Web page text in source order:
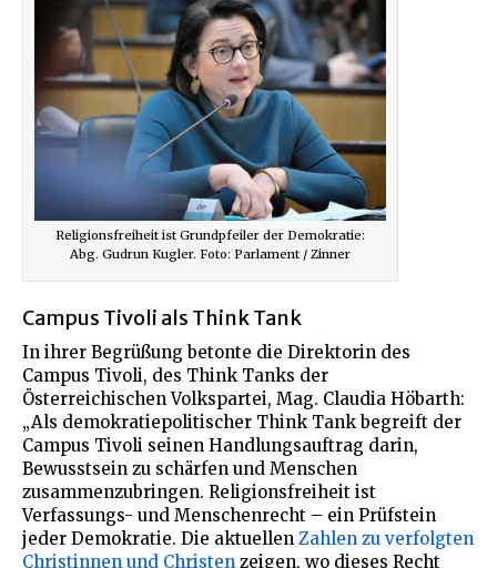
Religionsfreiheit ist Grundpfeiler der Demokratie:
Abg. Gudrun Kugler. Foto: Parlament / Zinner
Campus Tivoli als Think Tank
In ihrer Begrüßung betonte die Direktorin des
Campus Tivoli, des Think Tanks der
Österreichischen Volkspartei, Mag. Claudia Höbarth:
„Als demokratiepolitischer Think Tank begreift der
Campus Tivoli seinen Handlungsauftrag darin,
Bewusstsein zu schärfen und Menschen
zusammenzubringen. Religionsfreiheit ist
Verfassungs- und Menschenrecht – ein Prüfstein
jeder Demokratie. Die aktuellen Zahlen zu verfolgten
Christinnen und Christen zeigen, wo dieses Recht